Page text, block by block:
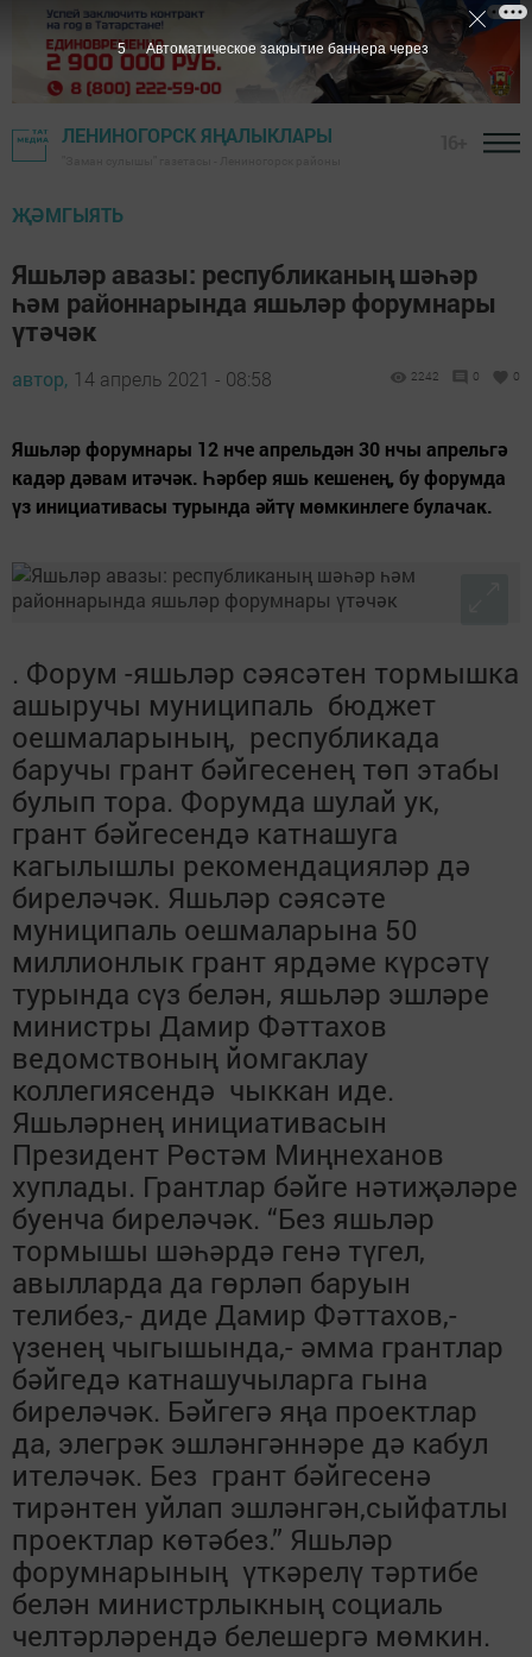
ЛЕНИНОГОРСК ЯҢАЛЫКЛАРЫ
ҖӘМГЫЯТЬ
Яшьләр авазы: республиканың шәһәр
һәм районнарында яшьләр форумнары
үтәчәк
автор, 14 апрель 2021 - 08:58 2242 0 0
Яшьләр форумнары 12 нче апрельдән 30 нчы апрельгә
кадәр дәвам итәчәк. Һәрбер яшь кешенең, бу форумда
үз инициативасы турында әйтү мөмкинлеге булачак.
. Форум -яшьләр сәясәтен тормышка
ашыручы муниципаль бюджет
оешмаларының, республикада
баручы грант бәйгесенең төп этабы
булып тора. Форумда шулай ук,
грант бәйгесендә катнашуга
кагылышлы рекомендацияләр дә
биреләчәк. Яшьләр сәясәте
муниципаль оешмаларына 50
миллионлык грант ярдәме күрсәтү
турында сүз белән, яшьләр эшләре
министры Дамир Фәттахов
ведомствоның йомгаклау
коллегиясендә чыккан иде.
Яшьләрнең инициативасын
Президент Рөстәм Миңнеханов
хуплады. Грантлар бәйге нәтиҗәләре
буенча биреләчәк. “Без яшьләр
тормышы шәһәрдә генә түгел,
авылларда да гөрләп баруын
телибез,- диде Дамир Фәттахов,-
үзенең чыгышында,- әмма грантлар
бәйгедә катнашучыларга гына
биреләчәк. Бәйгегә яңа проектлар
да, элегрәк эшләнгәннәре дә кабул
ителәчәк. Без грант бәйгесенә
тирәнтен уйлап эшләнгән,сыйфатлы
проектлар көтәбез.” Яшьләр
форумнарының үткәрелү тәртибе
белән министрлыкның социаль
челтәрләрендә белешергә мөмкин.
4 Автоматическое закрытие баннера через